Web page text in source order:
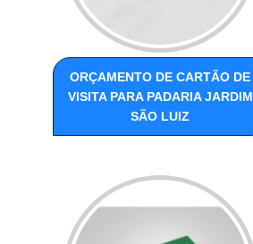
ORÇAMENTO DE CARTÃO DE
VISITA PARA PADARIA JARDIM
SÃO LUIZ